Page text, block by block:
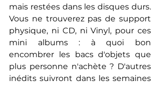
mais restées dans les disques durs.
Vous ne trouverez pas de support
physique, ni CD, ni Vinyl, pour ces
mini albums : à quoi bon
encombrer les bacs d'objets que
plus personne n'achète ? D'autres
inédits suivront dans les semaines